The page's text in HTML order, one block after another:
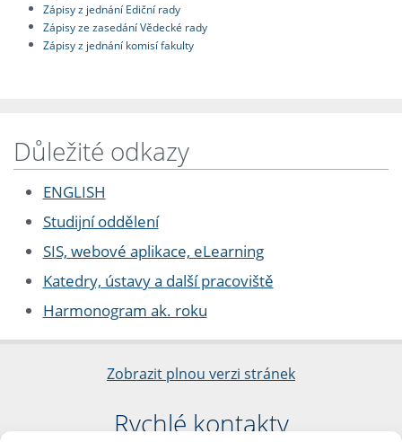
Zápisy z jednání Ediční rady
Zápisy ze zasedání Vědecké rady
Zápisy z jednání komisí fakulty
Důležité odkazy
ENGLISH
Studijní oddělení
SIS, webové aplikace, eLearning
Katedry, ústavy a další pracoviště
Harmonogram ak. roku
Zobrazit plnou verzi stránek
Rychlé kontakty